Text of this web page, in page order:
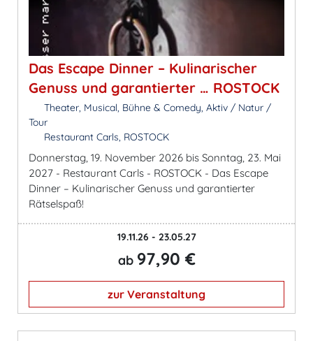
Das Escape Dinner – Kulinarischer
Genuss und garantierter … ROSTOCK
Theater, Musical, Bühne & Comedy, Aktiv / Natur /
Tour
Restaurant Carls, ROSTOCK
Donnerstag, 19. November 2026 bis Sonntag, 23. Mai
2027 - Restaurant Carls - ROSTOCK - Das Escape
Dinner – Kulinarischer Genuss und garantierter
Rätselspaß!
19.11.26 - 23.05.27
ab 97,90 €
zur Veranstaltung